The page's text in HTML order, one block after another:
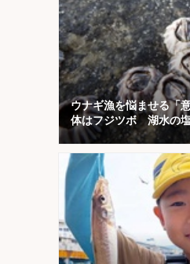
ウナギ漁を悩ませる「
体はフジツボ 湖水の塩
か